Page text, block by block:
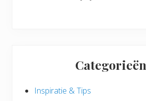
Categorieën
Inspiratie & Tips